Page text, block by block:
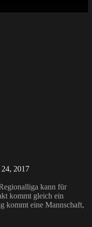
24, 2017
kann für
kommt gleich ein
kommt eine Mannschaft,